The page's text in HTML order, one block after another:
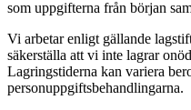
som uppgifterna från början
Vi arbetar enligt gällande
säkerställa att vi inte lagrar
Lagringstiderna kan variera
personuppgiftsbehandlingarna.